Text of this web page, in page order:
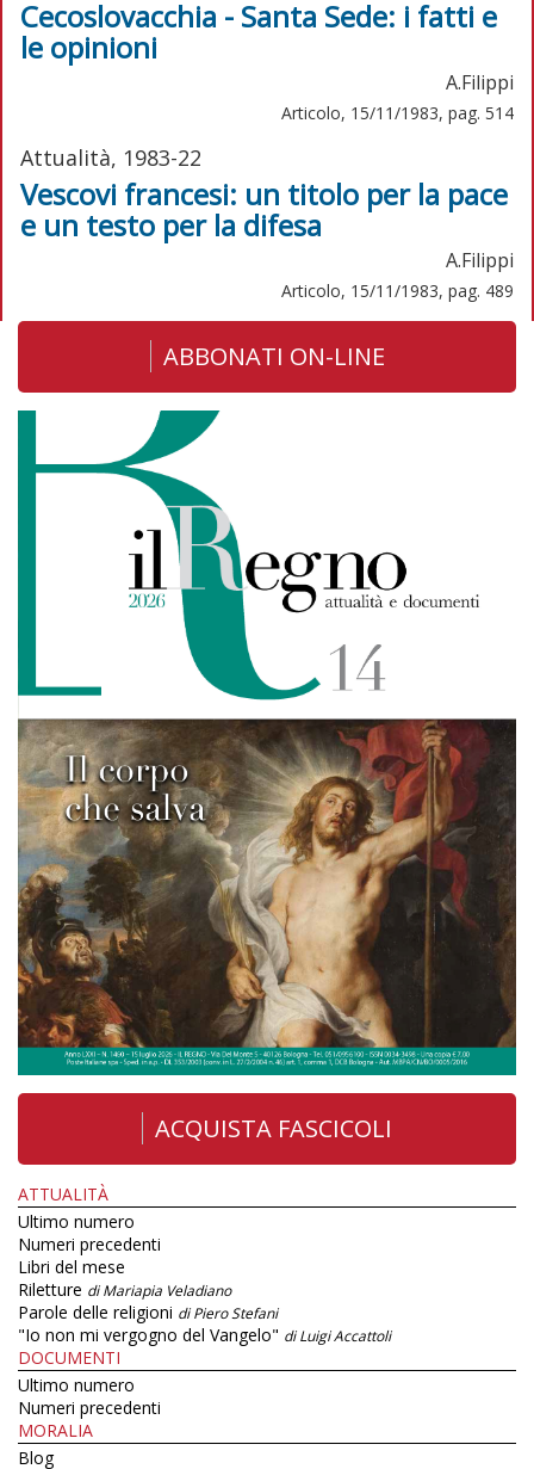
Cecoslovacchia - Santa Sede: i fatti e
le opinioni
A.Filippi
Articolo, 15/11/1983, pag. 514
Attualità, 1983-22
Vescovi francesi: un titolo per la pace
e un testo per la difesa
A.Filippi
Articolo, 15/11/1983, pag. 489
ABBONATI ON-LINE
ACQUISTA FASCICOLI
ATTUALITÀ
Ultimo numero
Numeri precedenti
Libri del mese
Riletture di Mariapia Veladiano
Parole delle religioni di Piero Stefani
"Io non mi vergogno del Vangelo" di Luigi Accattoli
DOCUMENTI
Ultimo numero
Numeri precedenti
MORALIA
Blog